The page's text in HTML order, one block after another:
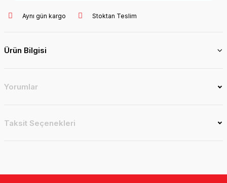
Aynı gün kargo Stoktan Teslim
Ürün Bilgisi
Yorumlar
Taksit Seçenekleri